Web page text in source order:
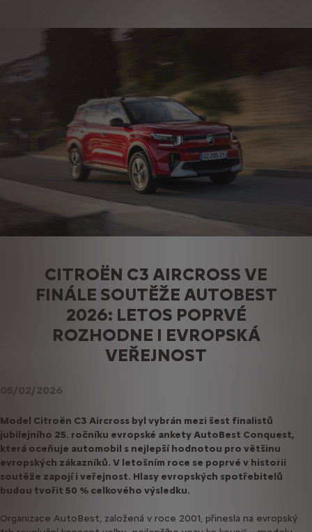
CITROËN C3 AIRCROSS VE
FINÁLE SOUTĚŽE AUTOBEST
2026: LETOS POPRVÉ
ROZHODNE I EVROPSKÁ
VEŘEJNOST
05/02/2026
Model Citroën C3 Aircross byl vybrán mezi šest finalistů
jubilejního 25. ročníku evropské ankety AutoBest Conquest,
která oceňuje automobil s nejlepší hodnotou pro většinu
evropských zákazníků. V letošním roce se poprvé v historii
soutěže zapojí i veřejnost. Hlasy evropských spotřebitelů
budou tvořit 50 % celkového výsledku.
Organizace AutoBest, založená v roce 2001, přinesla na evropský